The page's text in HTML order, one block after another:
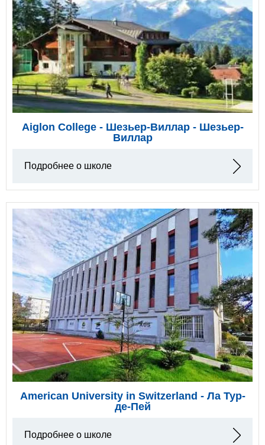
Aiglon College - Шезьер-Виллар - Шезьер-
Виллар
Подробнее о школе
American University in Switzerland - Ла Тур-
де-Пей
Подробнее о школе